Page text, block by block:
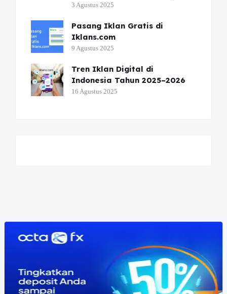
3 Agustus 2025
Pasang Iklan Gratis di
Iklans.com
9 Agustus 2025
Tren Iklan Digital di
Indonesia Tahun 2025–2026
16 Agustus 2025